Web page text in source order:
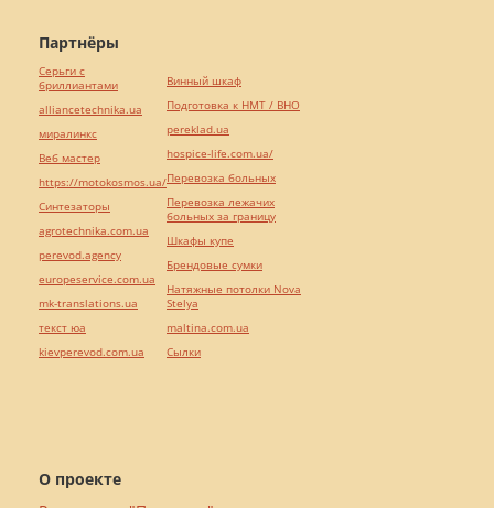
О проекте
Партнёры
Серьги с
бриллиантами
alliancetechnika.ua
миралинкс
Веб мастер
https://motokosmos.ua/
Синтезаторы
agrotechnika.com.ua
perevod.agency
europeservice.com.ua
mk-translations.ua
текст юа
kievperevod.com.ua
Винный шкаф
Подготовка к НМТ / ВНО
pereklad.ua
hospice-life.com.ua/
Перевозка больных
Перевозка лежачих
больных за границу
Шкафы купе
Брендовые сумки
Натяжные потолки Nova
Stelya
maltina.com.ua
Cылки